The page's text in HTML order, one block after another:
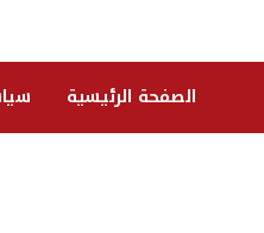
الصفحة الرئيسية